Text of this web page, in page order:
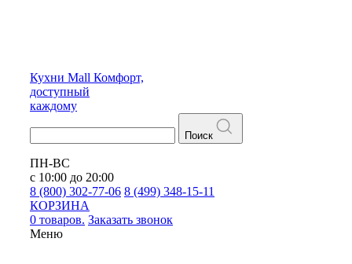
Кухни Mall Комфорт,
доступный
каждому
Поиск
ПН-ВС
с 10:00 до 20:00
8 (800) 302-77-06 8 (499) 348-15-11
КОРЗИНА
0 товаров. Заказать звонок
Меню